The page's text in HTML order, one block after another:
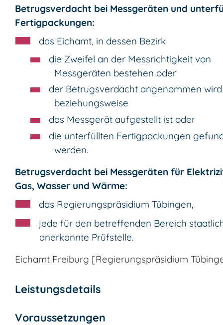
Betrugsverdacht bei Messgeräten und
Fertigpackungen:
das Eichamt, in dessen Bezirk
die Zweifel an der Messrichtigkeit von
Messgeräten bestehen oder
der Betrugsverdacht angenommen wird
beziehungsweise
das Messgerät aufgestellt ist oder
die unterfüllten Fertigpackungen
werden.
Betrugsverdacht bei Messgeräten für
Gas, Wasser und Wärme:
das Regierungspräsidium Tübingen,
jede für den betreffenden Bereich
anerkannte Prüfstelle.
Eichamt Freiburg [Regierungspräsidium
Leistungsdetails
Voraussetzungen